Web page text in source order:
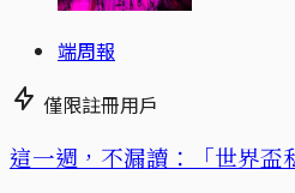
端周報
僅限註冊用戶
這一週，不漏讀：「世界盃